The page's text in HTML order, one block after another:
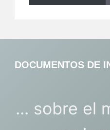
DOCUMENTOS DE
... sobre el